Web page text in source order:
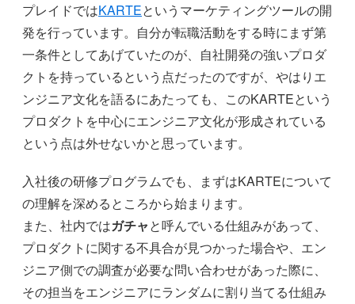
プレイドではKARTEというマーケティングツールの開
発を行っています。自分が転職活動をする時にまず第
一条件としてあげていたのが、自社開発の強いプロダ
クトを持っているという点だったのですが、やはりエ
ンジニア文化を語るにあたっても、このKARTEという
プロダクトを中心にエンジニア文化が形成されている
という点は外せないかと思っています。
入社後の研修プログラムでも、まずはKARTEについて
の理解を深めるところから始まります。
また、社内ではガチャと呼んでいる仕組みがあって、
プロダクトに関する不具合が見つかった場合や、エン
ジニア側での調査が必要な問い合わせがあった際に、
その担当をエンジニアにランダムに割り当てる仕組み